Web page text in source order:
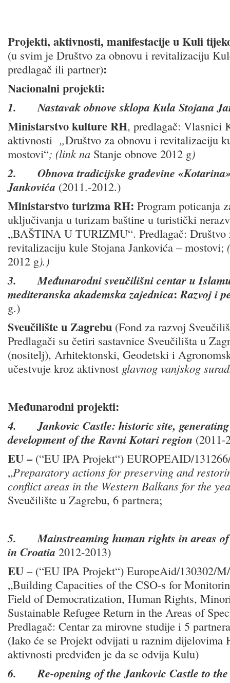
Projekti, aktivnosti, manifestacije u Kuli
(u svim je Društvo za obnovu i revitalizaciju
predlagač ili partner):
Nacionalni projekti:
1.Nastavak obnove sklopa Kula Stojana
Ministarstvo kulture RH, predlagač: Vlasnici
aktivnosti „Društvo za obnovu i revitalizaciju
mostovi“; (link na Stanje obnove 2012 g)
2. Obnova tradicijske građevine
Jankovića (2011.-2012.)
Ministarstvo turizma RH: Program poticanja
uključivanja u turizam baštine u turistički
„BAŠTINA U TURIZMU“. Predlagač: Društvo
revitalizaciju kule Stojana Jankovića – mostovi;
2012 g).)
3.Međunarodni sveučilišni centar u
mediteranska akademska zajednica:Razvoj i
g.)
Sveučilište u Zagrebu (Fond za razvoj
Predlagači su četiri sastavnice Sveučilišta u
(nositelj), Arhitektonski, Geodetski i
učestvuje kroz aktivnost glavnog vanjskog
Međunarodni projekti:
4.Jankovic Castle: historic site,
development of the Ravni Kotari region (2011-
EU – (“EU IPA Projekt“) EUROPEAID/
„Preparatory actions for preserving and
conflict areas in the Western Balkans for the
Sveučilište u Zagrebu, 6 partnera;
5.Mainstreaming human rights in areas
in Croatia 2012-2013)
EU – (“EU IPA Projekt“) EuropeAid/130302/
„Building Capacities of the CSO-s for
Field of Democratization, Human Rights,
Sustainable Refugee Return in the Areas of
Predlagač: Centar za mirovne studije i 5
(Iako će se Projekt odvijati u raznim dijelovima
aktivnosti predviđen je da se odvija Kulu)
6.Re-opening of the Jankovic Castle to